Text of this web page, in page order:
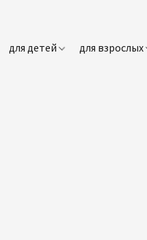
для детей для взрослых